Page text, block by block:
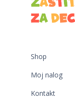
Shop
Moj nalog
Kontakt